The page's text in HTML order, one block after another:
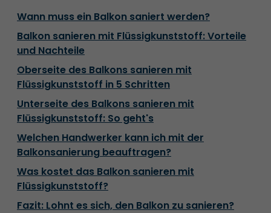
Wann muss ein Balkon saniert werden?
Balkon sanieren mit Flüssigkunststoff: Vorteile
und Nachteile
Oberseite des Balkons sanieren mit
Flüssigkunststoff in 5 Schritten
Unterseite des Balkons sanieren mit
Flüssigkunststoff: So geht's
Welchen Handwerker kann ich mit der
Balkonsanierung beauftragen?
Was kostet das Balkon sanieren mit
Flüssigkunststoff?
Fazit: Lohnt es sich, den Balkon zu sanieren?